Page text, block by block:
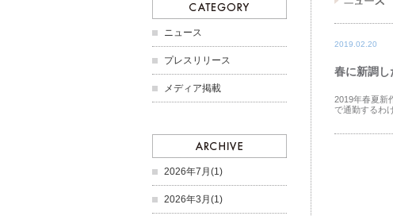
ニュース
プレスリリース
メディア掲載
2026年7月(1)
2026年3月(1)
2019.02.20
春に新調し
2019年春夏新
で通勤するわ